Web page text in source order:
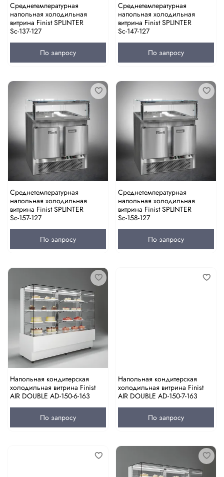
Среднетемпературная
напольная холодильная
витрина Finist SPLINTER
Sс-137-127
По запросу
Среднетемпературная
напольная холодильная
витрина Finist SPLINTER
Sс-147-127
По запросу
Среднетемпературная
напольная холодильная
витрина Finist SPLINTER
Sс-157-127
По запросу
Среднетемпературная
напольная холодильная
витрина Finist SPLINTER
Sс-158-127
По запросу
Напольная кондитерская
холодильная витрина Finist
AIR DOUBLE AD-150-6-163
По запросу
Напольная кондитерская
холодильная витрина Finist
AIR DOUBLE AD-150-7-163
По запросу